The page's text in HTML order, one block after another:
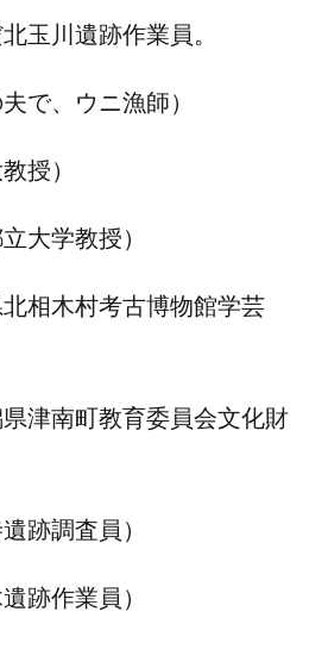
玉川遺跡作業員。
夫で、ウニ漁師）
授）
大学教授）
北相木村考古博物館学芸
県津南町教育委員会文化財
遺跡調査員）
跡作業員）